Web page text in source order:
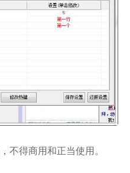
不得商用和正当使用。